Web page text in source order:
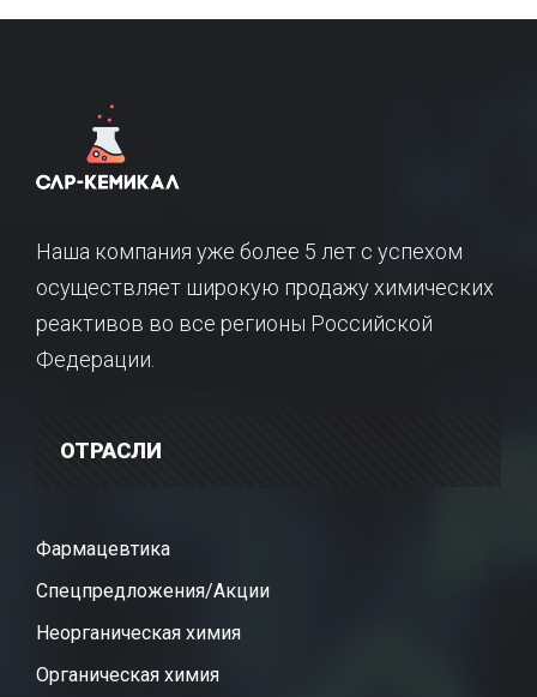
Наша компания уже более 5 лет с успехом
осуществляет широкую продажу химических
реактивов во все регионы Российской
Федерации.
ОТРАСЛИ
Фармацевтика
Спецпредложения/Акции
Неорганическая химия
Органическая химия